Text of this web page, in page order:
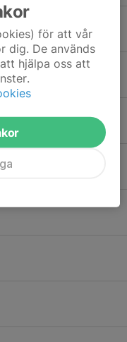
Rutvik
för att vår
dig. De används
hjälpa oss att